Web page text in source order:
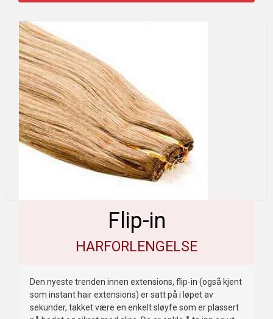
Flip-in
HARFORLENGELSE
Den nyeste trenden innen extensions, flip-in (også kjent
som instant hair extensions) er satt på i løpet av
sekunder, takket være en enkelt sløyfe som er plassert